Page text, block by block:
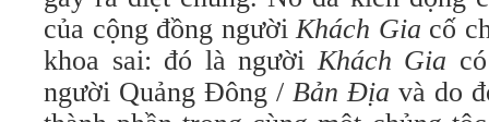
của cộng đồng ngườiKhách Gia cố
khoa sai: đó là ngườiKhách Gia
người Quảng Đông / Bản Địa và do